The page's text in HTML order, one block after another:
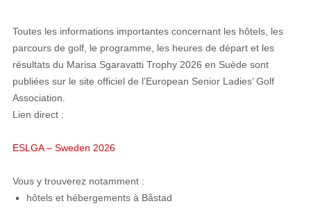
Toutes les informations importantes concernant les hôtels, les
parcours de golf, le programme, les heures de départ et les
résultats du Marisa Sgaravatti Trophy 2026 en Suède sont
publiées sur le site officiel de l’European Senior Ladies’ Golf
Association.
Lien direct :
ESLGA – Sweden 2026
Vous y trouverez notamment :
hôtels et hébergements à Båstad